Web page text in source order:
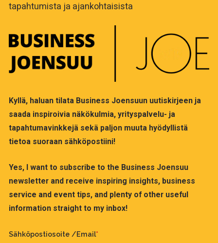
tapahtumista ja ajankohtaisista
Kyllä, haluan tilata Business Joensuun uutiskirjeen ja
saada inspiroivia näkökulmia, yrityspalvelu- ja
tapahtumavinkkejä sekä paljon muuta hyödyllistä
tietoa suoraan sähköpostiini!
Yes, I want to subscribe to the Business Joensuu
newsletter and receive inspiring insights, business
service and event tips, and plenty of other useful
information straight to my inbox!
Sähköpostiosoite /Email*